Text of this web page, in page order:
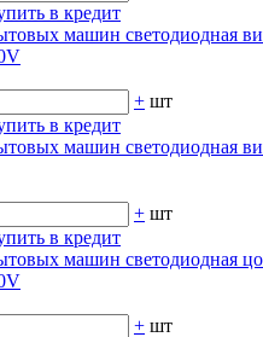
в кредит
машин светодиодная
+ шт
в кредит
машин светодиодная
+ шт
в кредит
машин светодиодная
+ шт